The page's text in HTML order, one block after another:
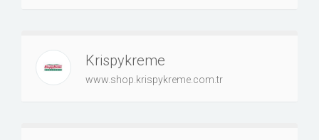
Krispykreme
www.shop.krispykreme.com.tr